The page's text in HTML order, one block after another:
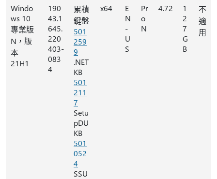
Windo
ws 10
專業版
N，版
本
21H1
190
43.1
645.
220
403-
083
4
累積
鍵盤
501
259
9
.NET
KB
501
211
7
Setu
pDU
KB
501
052
4
SSU
x64
E
N
-
U
S
Pr
o
N
4.72
1
2
7
G
B
不
適
用